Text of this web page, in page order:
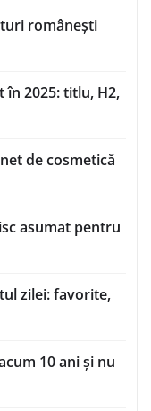
românești
în 2025: titlu, H2,
de cosmetică
asumat pentru
zilei: favorite,
10 ani și nu